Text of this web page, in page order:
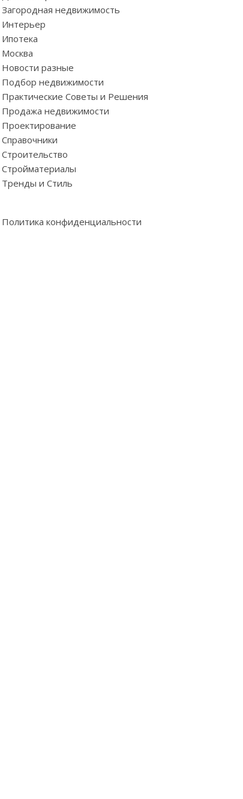
Загородная недвижимость
Интерьер
Ипотека
Москва
Новости разные
Подбор недвижимости
Практические Советы и Решения
Продажа недвижимости
Проектирование
Справочники
Строительство
Стройматериалы
Тренды и Стиль
Политика конфиденциальности